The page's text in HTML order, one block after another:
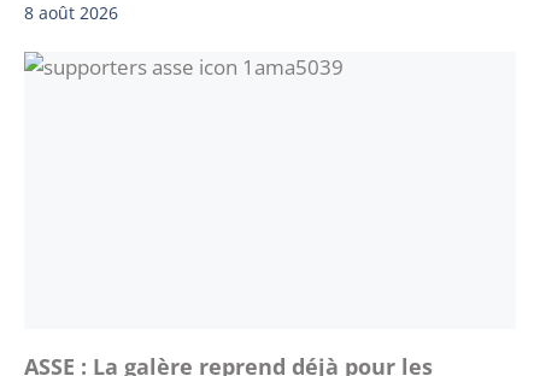
8 août 2026
ASSE : La galère reprend déjà pour les